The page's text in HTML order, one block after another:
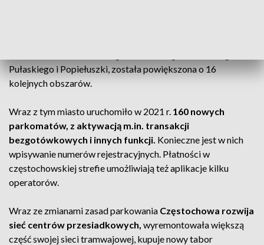
Pułaskiego i Popiełuszki, została powiększona o 16
kolejnych obszarów.
Wraz z tym miasto uruchomiło w 2021 r. 160 nowych
parkomatów, z aktywacją m.in. transakcji
bezgotówkowych i innych funkcji. Konieczne jest w nich
wpisywanie numerów rejestracyjnych. Płatności w
częstochowskiej strefie umożliwiają też aplikacje kilku
operatorów.
Wraz ze zmianami zasad parkowania Częstochowa rozwija
sieć centrów przesiadkowych, wyremontowała większą
część swojej sieci tramwajowej, kupuje nowy tabor